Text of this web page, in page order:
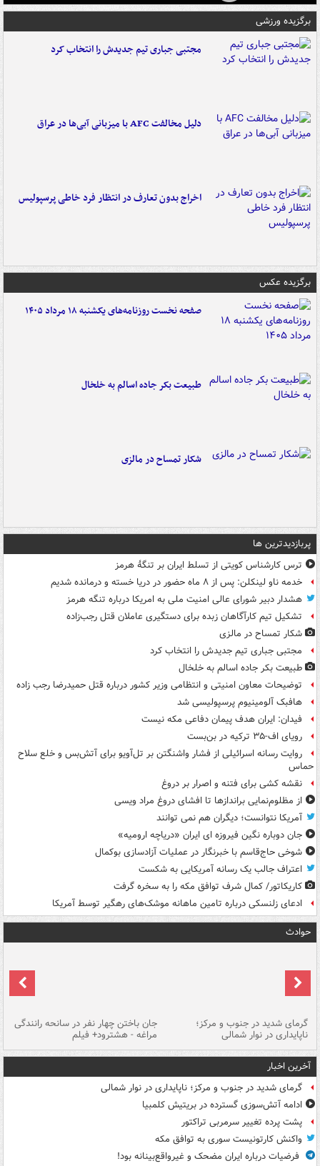
برگزیده ورزشی
مجتبی جباری تیم جدیدش را انتخاب کرد
دلیل مخالفت AFC با میزبانی آبی‌ها در عراق
اخراج بدون تعارف در انتظار فرد خاطی پرسپولیس
برگزیده عکس
صفحه نخست روزنامه‌های یکشنبه ۱۸ مرداد ۱۴۰۵
طبیعت بکر جاده اسالم به خلخال
شکار تمساح در مالزی
پربازدیدترین ها
ترس کارشناس کویتی از تسلط ایران بر تنگۀ هرمز
خدمه ناو لینکلن: پس از ۸ ماه حضور در دریا خسته و درمانده‌ شدیم
هشدار دبیر شورای عالی امنیت ملی به امریکا درباره تنگه هرمز
تشکیل تیم کارآگاهان زبده برای دستگیری عاملان قتل رجب‌زاده
شکار تمساح در مالزی
مجتبی جباری تیم جدیدش را انتخاب کرد
طبیعت بکر جاده اسالم به خلخال
توضیحات معاون امنیتی و انتظامی وزیر کشور درباره قتل حمیدرضا رجب زاده
هافبک آلومینیوم پرسپولیسی شد
فیدان: ایران هدف پیمان دفاعی مکه نیست
رویای اف-۳۵ ترکیه در بن‌بست
روایت رسانه اسرائیلی از فشار واشنگتن بر تل‌آویو برای آتش‌بس و خلع سلاح
حماس
نقشه کشی برای فتنه و اصرار بر دروغ
از مظلوم‌نمایی براندازها تا افشای دروغ مراد ویسی
آمریکا نتوانست؛ دیگران هم نمی توانند
جان دوباره نگین فیروزه ای ایران «دریاچه ارومیه»
شوخی حاج‌قاسم با خبرنگار در عملیات آزادسازی بوکمال
اعتراف جالب یک رسانه آمریکایی به شکست
کاریکاتور/ کمال شرف توافق مکه را به سخره گرفت
ادعای زلنسکی درباره تامین ماهانه موشک‌های رهگیر توسط آمریکا
حوادث
گرمای شدید در جنوب و مرکز؛
ناپایداری در نوار شمالی
جان باختن چهار نفر در سانحه رانندگی
مراغه - هشترود+ فیلم
آخرین اخبار
گرمای شدید در جنوب و مرکز؛ ناپایداری در نوار شمالی
ادامه آتش‌سوزی گسترده در بریتیش کلمبیا
پشت پرده تغییر سرمربی تراکتور
واکنش کارتونیست سوری به توافق مکه
فرضیات درباره ایران مضحک و غیرواقع‌بینانه بود!